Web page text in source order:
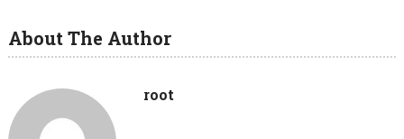
About The Author
root